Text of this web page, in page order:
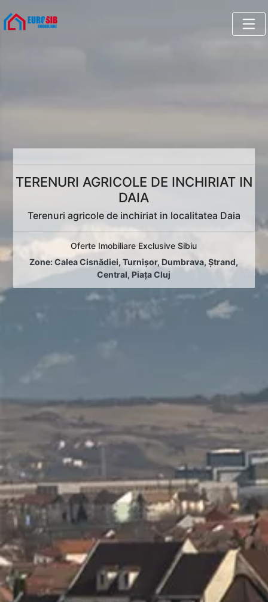
TERENURI AGRICOLE DE INCHIRIAT IN
DAIA
Terenuri agricole de inchiriat in localitatea Daia
Oferte Imobiliare Exclusive Sibiu
Zone:Calea Cisnădiei,Turnișor,Dumbrava,Ștrand,
Central, Piața Cluj